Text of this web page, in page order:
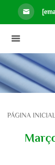
PÁGINA INICIAL